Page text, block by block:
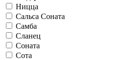
Ницца
Сальса Соната
Самба
Сланец
Соната
Сота